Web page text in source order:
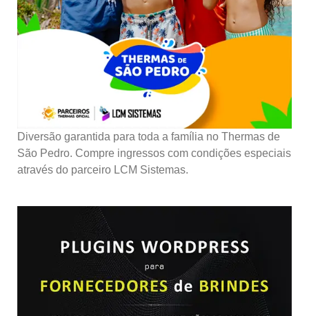
Diversão garantida para toda a família no Thermas de
São Pedro. Compre ingressos com condições especiais
através do parceiro LCM Sistemas.